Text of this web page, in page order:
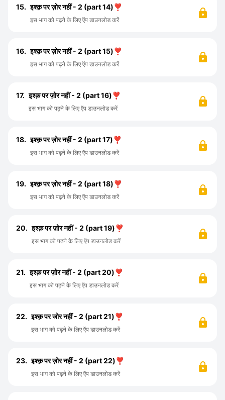
15. इश्क़ पर ज़ोर नहीं - 2 (part 14)❣️
इस भाग को पढ़ने के लिए ऍप डाउनलोड करें
16. इश्क़ पर ज़ोर नहीं - 2 (part 15)❣️
इस भाग को पढ़ने के लिए ऍप डाउनलोड करें
17. इश्क़ पर ज़ोर नहीं - 2 (part 16)❣️
इस भाग को पढ़ने के लिए ऍप डाउनलोड करें
18. इश्क़ पर ज़ोर नहीं - 2 (part 17)❣️
इस भाग को पढ़ने के लिए ऍप डाउनलोड करें
19. इश्क़ पर ज़ोर नहीं - 2 (part 18)❣️
इस भाग को पढ़ने के लिए ऍप डाउनलोड करें
20. इश्क़ पर ज़ोर नहीं - 2 (part 19)❣️
इस भाग को पढ़ने के लिए ऍप डाउनलोड करें
21. इश्क़ पर ज़ोर नहीं - 2 (part 20)❣️
इस भाग को पढ़ने के लिए ऍप डाउनलोड करें
22. इश्क़ पर जोर नहीं - 2 (part 21)❣️
इस भाग को पढ़ने के लिए ऍप डाउनलोड करें
23. इश्क़ पर ज़ोर नहीं - 2 (part 22)❣️
इस भाग को पढ़ने के लिए ऍप डाउनलोड करें